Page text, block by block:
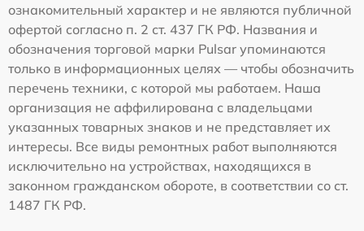
ознакомительный характер и не являются публичной
офертой согласно п. 2 ст. 437 ГК РФ. Названия и
обозначения торговой марки Pulsar упоминаются
только в информационных целях — чтобы обозначить
перечень техники, с которой мы работаем. Наша
организация не аффилирована с владельцами
указанных товарных знаков и не представляет их
интересы. Все виды ремонтных работ выполняются
исключительно на устройствах, находящихся в
законном гражданском обороте, в соответствии со ст.
1487 ГК РФ.